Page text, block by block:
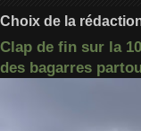
Choix de la
Clap de fin sur la
des bagarres